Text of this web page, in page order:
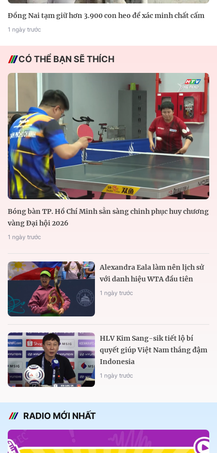
Đồng Nai tạm giữ hơn 3.900 con heo để xác minh chất cấm
1 ngày trước
CÓ THỂ BẠN SẼ THÍCH
Bóng bàn TP. Hồ Chí Minh sẵn sàng chinh phục huy chương
vàng Đại hội 2026
1 ngày trước
Alexandra Eala làm nên lịch sử
với danh hiệu WTA đầu tiên
1 ngày trước
HLV Kim Sang-sik tiết lộ bí
quyết giúp Việt Nam thắng đậm
Indonesia
1 ngày trước
RADIO MỚI NHẤT